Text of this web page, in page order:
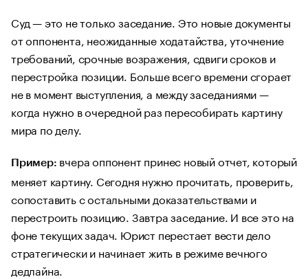
Суд — это не только заседание. Это новые документы
от оппонента, неожиданные ходатайства, уточнение
требований, срочные возражения, сдвиги сроков и
перестройка позиции. Больше всего времени сгорает
не в момент выступления, а между заседаниями —
когда нужно в очередной раз пересобирать картину
мира по делу.
Пример: вчера оппонент принес новый отчет, который
меняет картину. Сегодня нужно прочитать, проверить,
сопоставить с остальными доказательствами и
перестроить позицию. Завтра заседание. И все это на
фоне текущих задач. Юрист перестает вести дело
стратегически и начинает жить в режиме вечного
дедлайна.